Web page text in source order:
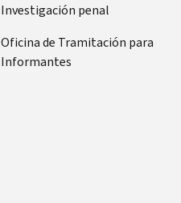
Investigación penal
Oficina de Tramitación para
Informantes